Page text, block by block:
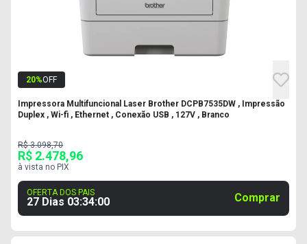
20%OFF
Impressora Multifuncional Laser Brother DCPB7535DW , Impressão
Duplex , Wi-fi , Ethernet , Conexão USB , 127V , Branco
R$ 3.098,70
R$ 2.478,96
à vista no PIX
OFERTA DOS PAIS
27 Dias 03:33:59 Comprar